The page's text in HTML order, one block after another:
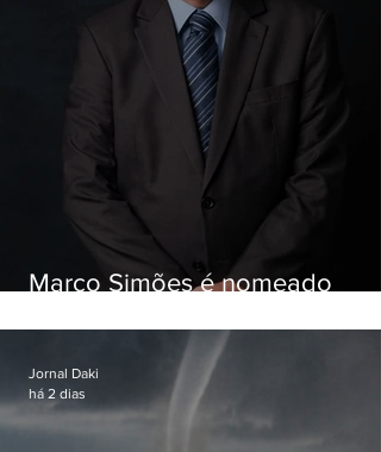
Marco Simões é nomeado
Jornal Daki
há 2 dias